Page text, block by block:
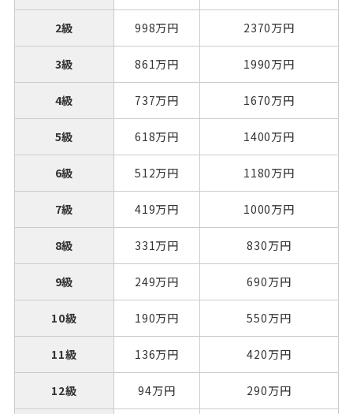
2級 998万円 2370万円
3級 861万円 1990万円
4級 737万円 1670万円
5級 618万円 1400万円
6級 512万円 1180万円
7級 419万円 1000万円
8級 331万円 830万円
9級 249万円 690万円
10級 190万円 550万円
11級 136万円 420万円
12級 94万円 290万円